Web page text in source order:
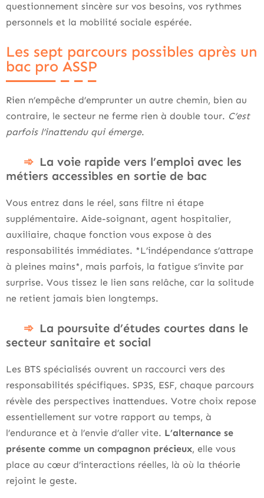
questionnement sincère sur vos besoins, vos rythmes
personnels et la mobilité sociale espérée.
Les sept parcours possibles après un
bac pro ASSP
Rien n’empêche d’emprunter un autre chemin, bien au
contraire, le secteur ne ferme rien à double tour. C’est
parfois l’inattendu qui émerge.
La voie rapide vers l’emploi avec les
métiers accessibles en sortie de bac
Vous entrez dans le réel, sans filtre ni étape
supplémentaire. Aide-soignant, agent hospitalier,
auxiliaire, chaque fonction vous expose à des
responsabilités immédiates. *L’indépendance s’attrape
à pleines mains*, mais parfois, la fatigue s’invite par
surprise. Vous tissez le lien sans relâche, car la solitude
ne retient jamais bien longtemps.
La poursuite d’études courtes dans le
secteur sanitaire et social
Les BTS spécialisés ouvrent un raccourci vers des
responsabilités spécifiques. SP3S, ESF, chaque parcours
révèle des perspectives inattendues. Votre choix repose
essentiellement sur votre rapport au temps, à
l’endurance et à l’envie d’aller vite. L’alternance se
présente comme un compagnon précieux, elle vous
place au cœur d’interactions réelles, là où la théorie
rejoint le geste.